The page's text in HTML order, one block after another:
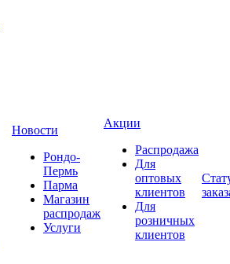
Новости
Рондо-
Пермь
Парма
Магазин
распродаж
Услуги
Акции
Распродажа
Для
оптовых
клиентов
Для
розничных
клиентов